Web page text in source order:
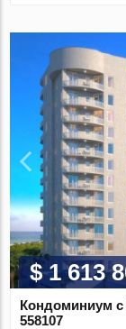
$ 1 613
Кондоминиум
558107